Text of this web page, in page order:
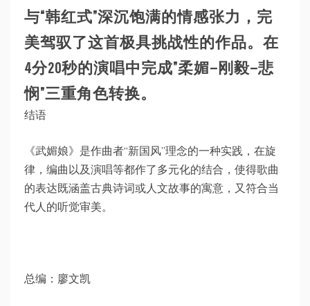
与“韩红式”深沉饱满的情感张力，完
美驾驭了这首极具挑战性的作品。在
4分20秒的演唱中完成”柔媚—刚毅—悲
悯”三重角色转换。
结语
《武媚娘》是作曲者“新国风”理念的一种实践，在旋
律，编曲以及演唱等都作了多元化的结合，使得歌曲
的表达既涵盖古典诗词或人文故事的寓意，又符合当
代人的听觉审美。
总编：廖文凯